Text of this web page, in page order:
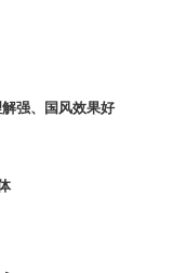
强、国风效果好